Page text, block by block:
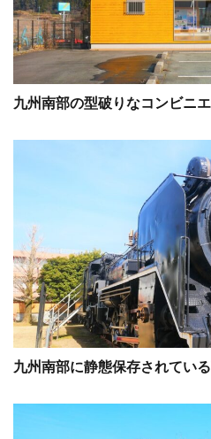
九州南部の型破りなコンビニ
九州南部に静態保存されてい